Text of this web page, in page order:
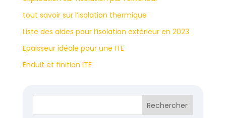
tout savoir sur l’isolation thermique
Liste des aides pour l’isolation extérieur en 2023
Epaisseur idéale pour une ITE
Enduit et finition ITE